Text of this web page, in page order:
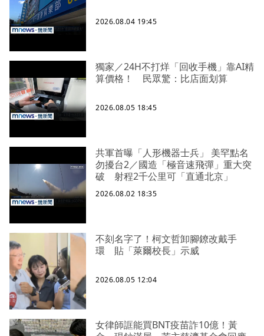
2026.08.04 19:45
獨家／24H不打烊「回收手機」靠AI精
算價格！ 民眾驚：比店面划算
2026.08.05 18:45
共軍首曝「人形機器士兵」 美罕點名
勿擾台2／國造「極音速飛彈」重大突
破 射程2千公里可「直通北京」
2026.08.02 18:35
不刻名字了！柯文哲卸腳鐐改戴手
環 貼「萊爾校長」示威
2026.08.05 12:04
女律師誆能買BNT疫苗詐10億！黃